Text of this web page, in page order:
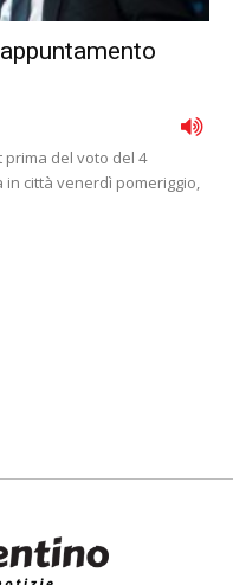
prima del voto del 4
in città venerdì pomeriggio,